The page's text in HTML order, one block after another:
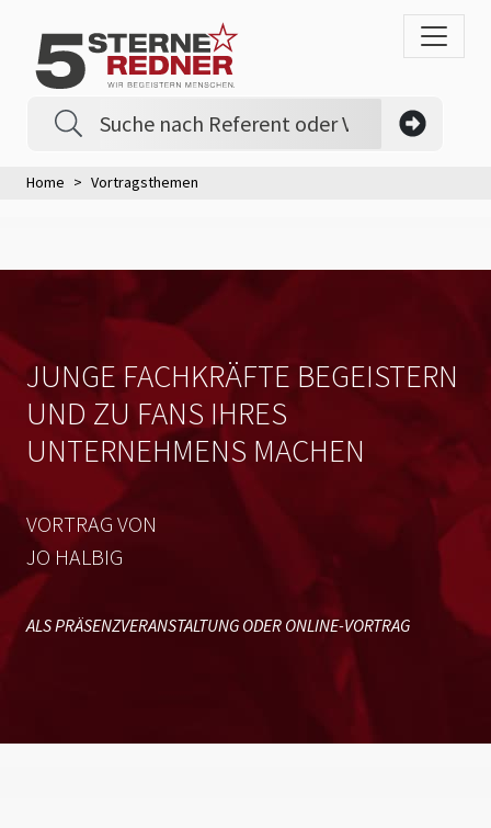
Home Vortragsthemen
JUNGE FACHKRÄFTE BEGEISTERN
UND ZU FANS IHRES
UNTERNEHMENS MACHEN
VORTRAG VON
JO HALBIG
ALS PRÄSENZVERANSTALTUNG ODER ONLINE-VORTRAG